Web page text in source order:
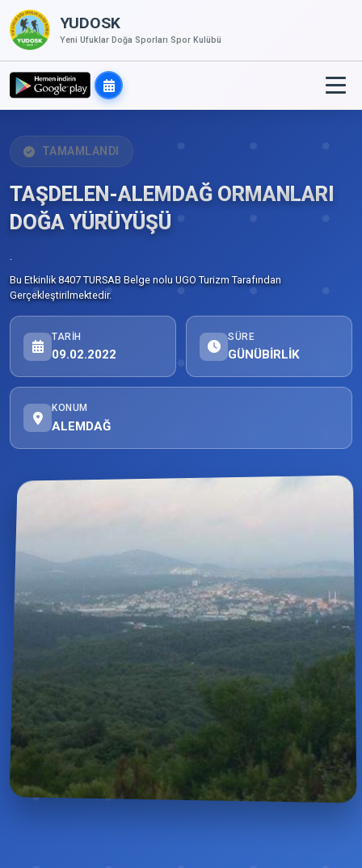
YUDOSK
Yeni Ufuklar Doğa Sporları Spor Kulübü
TAMAMLANDI
TAŞDELEN-ALEMDAĞ ORMANLARI
DOĞA YÜRÜYÜŞÜ
.
Bu Etkinlik 8407 TURSAB Belge nolu UGO Turizm Tarafından
Gerçekleştirilmektedir.
TARIH
09.02.2022
SÜRE
GÜNÜBİRLİK
KONUM
ALEMDAĞ